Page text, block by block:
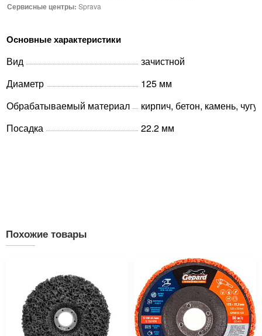
Сервисные центры: Sprava
Основные характеристики
Вид
зачистной
Диаметр
125 мм
Обрабатываемый материал
кирпич, бетон, камень,
Посадка
22.2 мм
Похожие товары